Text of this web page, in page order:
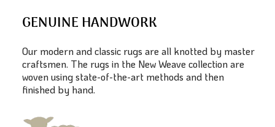
GENUINE HANDWORK
Our modern and classic rugs are all knotted by master
craftsmen. The rugs in the New Weave collection are
woven using state-of-the-art methods and then
finished by hand.